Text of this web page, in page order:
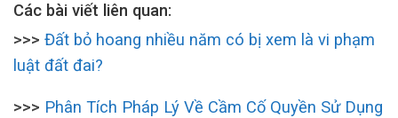
Các bài viết liên quan:
>>> Đất bỏ hoang nhiều năm có bị xem là vi phạm
luật đất đai?
>>> Phân Tích Pháp Lý Về Cầm Cố Quyền Sử Dụng